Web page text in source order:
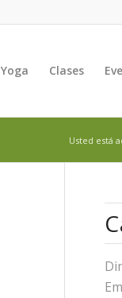
Yoga Clases
Usted está